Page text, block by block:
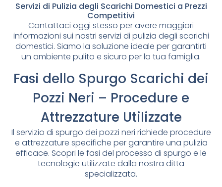
Servizi di Pulizia degli Scarichi Domestici a Prezzi
Competitivi
Contattaci oggi stesso per avere maggiori
informazioni sui nostri servizi di pulizia degli scarichi
domestici. Siamo la soluzione ideale per garantirti
un ambiente pulito e sicuro per la tua famiglia.
Fasi dello Spurgo Scarichi dei
Pozzi Neri – Procedure e
Attrezzature Utilizzate
Il servizio di spurgo dei pozzi neri richiede procedure
e attrezzature specifiche per garantire una pulizia
efficace. Scopri le fasi del processo di spurgo e le
tecnologie utilizzate dalla nostra ditta
specializzata.